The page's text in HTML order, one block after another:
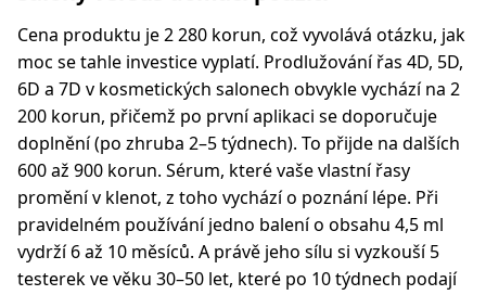
Cena produktu je 2 280 korun, což vyvolává otázku, jak
moc se tahle investice vyplatí. Prodlužování řas 4D, 5D,
6D a 7D v kosmetických salonech obvykle vychází na 2
200 korun, přičemž po první aplikaci se doporučuje
doplnění (po zhruba 2–5 týdnech). To přijde na dalších
600 až 900 korun. Sérum, které vaše vlastní řasy
promění v klenot, z toho vychází o poznání lépe. Při
pravidelném používání jedno balení o obsahu 4,5 ml
vydrží 6 až 10 měsíců. A právě jeho sílu si vyzkouší 5
testerek ve věku 30–50 let, které po 10 týdnech podají